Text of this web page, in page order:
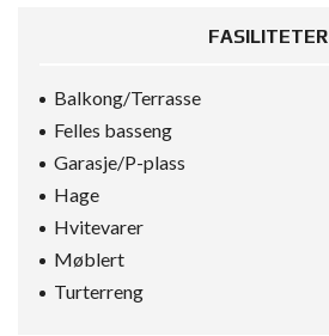
FASILITETER
Balkong/Terrasse
Felles basseng
Garasje/P-plass
Hage
Hvitevarer
Møblert
Turterreng